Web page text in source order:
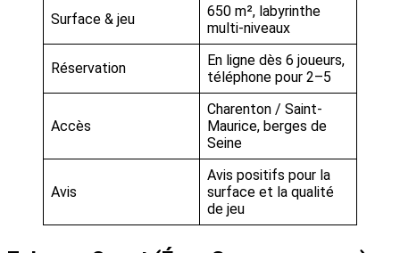
Surface & jeu
650 m², labyrinthe
multi-niveaux
Réservation
En ligne dès 6 joueurs,
téléphone pour 2–5
Accès
Charenton / Saint-
Maurice, berges de
Seine
Avis
Avis positifs pour la
surface et la qualité
de jeu